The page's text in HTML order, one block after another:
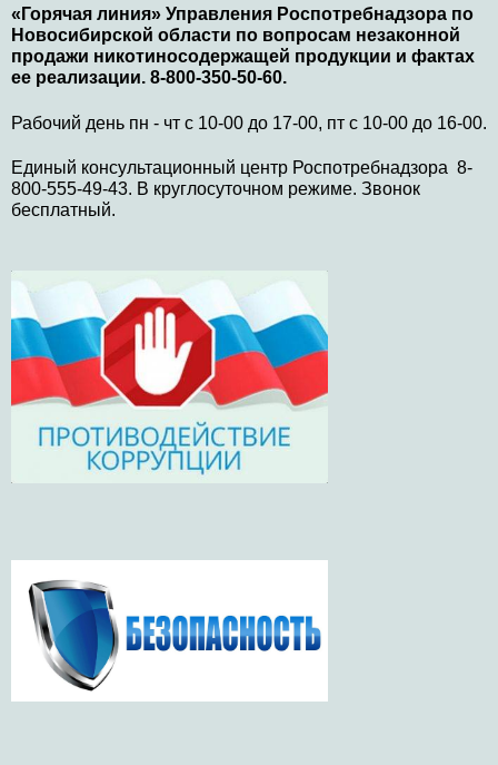
«Горячая линия» Управления Роспотребнадзора по
Новосибирской области по вопросам незаконной
продажи никотиносодержащей продукции и фактах
ее реализации. 8-800-350-50-60.
Рабочий день пн - чт с 10-00 до 17-00, пт с 10-00 до 16-00.
Единый консультационный центр Роспотребнадзора 8-
800-555-49-43. В круглосуточном режиме. Звонок
бесплатный.